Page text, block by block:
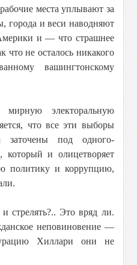
места уплывают за
города и веси наводняют
и — что страшнее
не осталось никакого
вашингтонскому
электоральную
что все эти выборы
под одного-
который и олицетворяет
политику и коррупцию,
стрелять?.. Это вряд ли.
неповиновение —
Хиллари они не